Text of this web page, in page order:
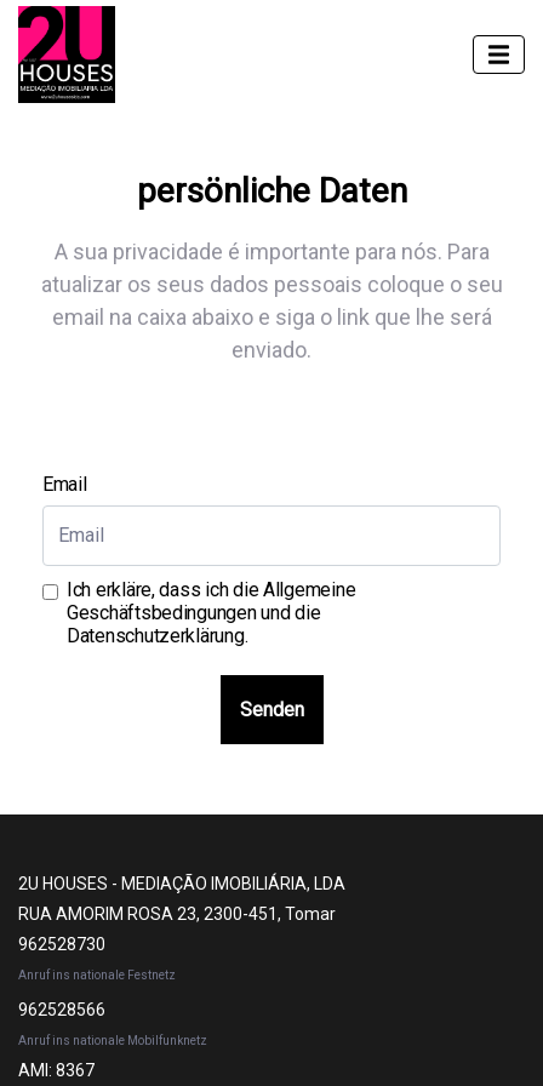
persönliche Daten
A sua privacidade é importante para nós. Para
atualizar os seus dados pessoais coloque o seu
email na caixa abaixo e siga o link que lhe será
enviado.
Email
Ich erkläre, dass ich dieAllgemeine
Geschäftsbedingungen und die
Datenschutzerklärung.
Senden
2U HOUSES - MEDIAÇÃO IMOBILIÁRIA, LDA
RUA AMORIM ROSA 23, 2300-451, Tomar
962528730
Anruf ins nationale Festnetz
962528566
Anruf ins nationale Mobilfunknetz
AMI: 8367